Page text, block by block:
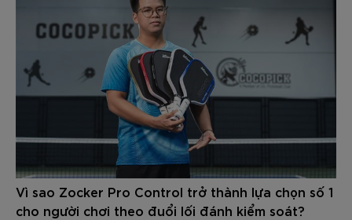
Vì sao Zocker Pro Control trở thành lựa chọn số 1
cho người chơi theo đuổi lối đánh kiểm soát?